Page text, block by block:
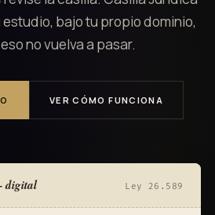
bajo tu propio dominio,
no vuelva a pasar.
VER CÓMO FUNCIONA
digital Ley 26.589